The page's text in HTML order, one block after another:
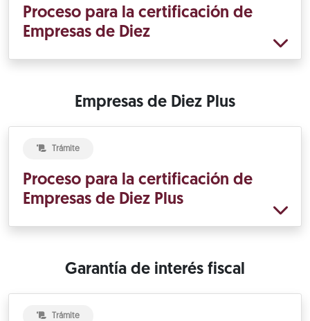
Proceso para la certificación de
Empresas de Diez
Empresas de Diez Plus
Trámite
Proceso para la certificación de
Empresas de Diez Plus
Garantía de interés fiscal
Trámite